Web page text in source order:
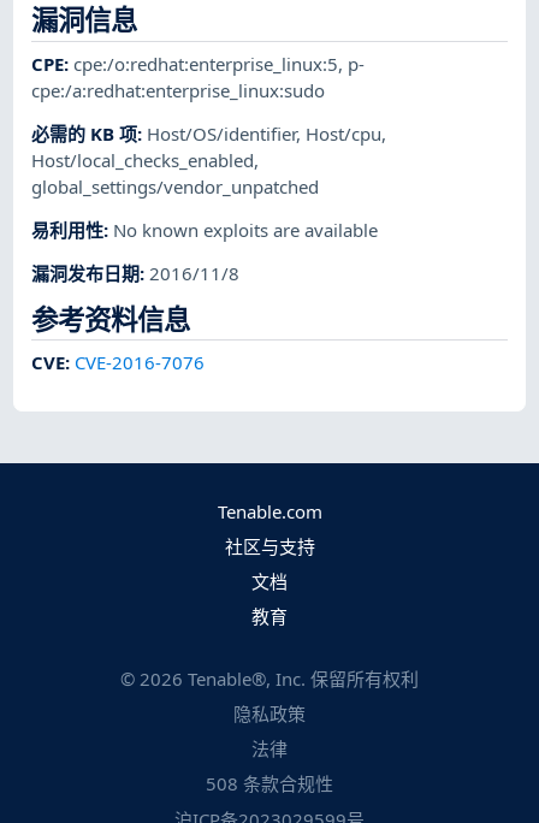
漏洞信息
CPE:cpe:/o:redhat:enterprise_linux:5, p-
cpe:/a:redhat:enterprise_linux:sudo
必需的 KB 项: Host/OS/identifier, Host/cpu,
Host/local_checks_enabled,
global_settings/vendor_unpatched
易利用性: No known exploits are available
漏洞发布日期:2016/11/8
参考资料信息
CVE: CVE-2016-7076
Tenable.com
社区与支持
文档
教育
© 2026 Tenable®, Inc. 保留所有权利
隐私政策
法律
508 条款合规性